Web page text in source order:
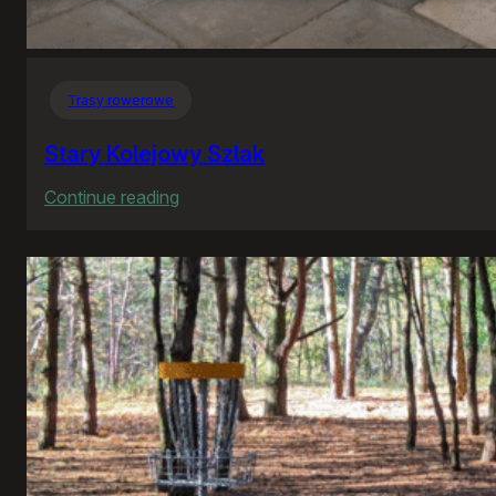
Trasy rowerowe
Stary Kolejowy Szlak
Continue reading
Kolejowy
Szlak